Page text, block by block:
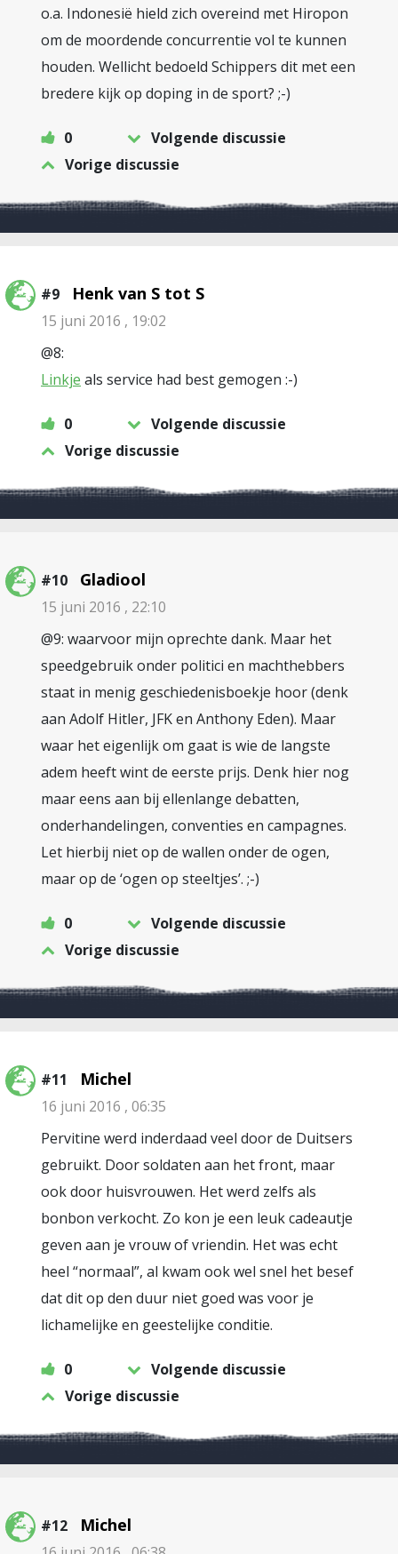
o.a. Indonesië hield zich overeind met Hiropon
om de moordende concurrentie vol te kunnen
houden. Wellicht bedoeld Schippers dit met een
bredere kijk op doping in de sport? ;-)
0
Volgende discussie
Vorige discussie
#9 Henk van S tot S
15 juni 2016 , 19:02
@8:
Linkje als service had best gemogen :-)
0
Volgende discussie
Vorige discussie
#10 Gladiool
15 juni 2016 , 22:10
@9: waarvoor mijn oprechte dank. Maar het
speedgebruik onder politici en machthebbers
staat in menig geschiedenisboekje hoor (denk
aan Adolf Hitler, JFK en Anthony Eden). Maar
waar het eigenlijk om gaat is wie de langste
adem heeft wint de eerste prijs. Denk hier nog
maar eens aan bij ellenlange debatten,
onderhandelingen, conventies en campagnes.
Let hierbij niet op de wallen onder de ogen,
maar op de ‘ogen op steeltjes’. ;-)
0
Volgende discussie
Vorige discussie
#11 Michel
16 juni 2016 , 06:35
Pervitine werd inderdaad veel door de Duitsers
gebruikt. Door soldaten aan het front, maar
ook door huisvrouwen. Het werd zelfs als
bonbon verkocht. Zo kon je een leuk cadeautje
geven aan je vrouw of vriendin. Het was echt
heel “normaal”, al kwam ook wel snel het besef
dat dit op den duur niet goed was voor je
lichamelijke en geestelijke conditie.
0
Volgende discussie
Vorige discussie
#12 Michel